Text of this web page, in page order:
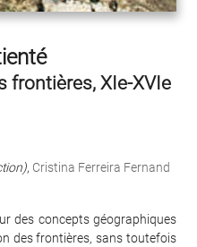
frontières, XIe-XVIe
, Cristina Ferreira Fernand
des concepts géographiques
des frontières, sans toutefois